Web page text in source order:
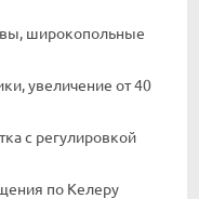
широкопольные
увеличение от 40
с регулировкой
по Келеру